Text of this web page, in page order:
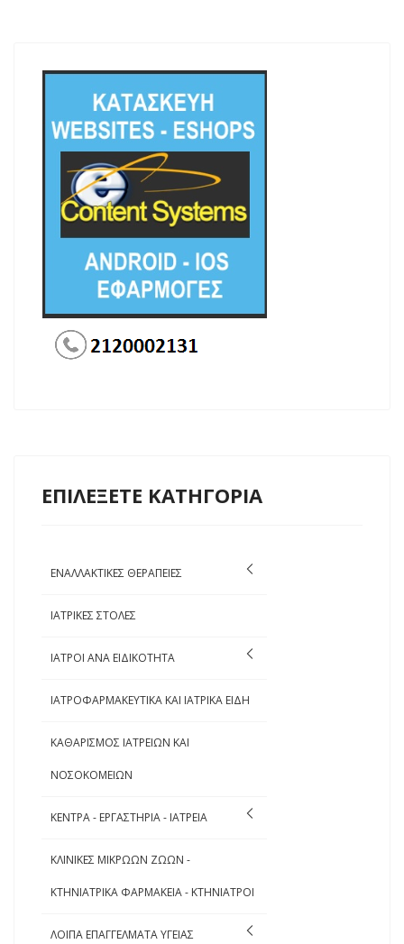
ΕΠΙΛΕΞΕΤΕ ΚΑΤΗΓΟΡΙΑ
ΕΝΑΛΛΑΚΤΙΚΕΣ ΘΕΡΑΠΕΙΕΣ
ΙΑΤΡΙΚΕΣ ΣΤΟΛΕΣ
ΙΑΤΡΟΙ ΑΝΑ ΕΙΔΙΚΟΤΗΤΑ
ΙΑΤΡΟΦΑΡΜΑΚΕΥΤΙΚΑ ΚΑΙ ΙΑΤΡΙΚΑ ΕΙΔΗ
ΚΑΘΑΡΙΣΜΟΣ ΙΑΤΡΕΙΩΝ ΚΑΙ
ΝΟΣΟΚΟΜΕΙΩΝ
ΚΕΝΤΡΑ - ΕΡΓΑΣΤΗΡΙΑ - ΙΑΤΡΕΙΑ
ΚΛΙΝΙΚΕΣ ΜΙΚΡΩΩΝ ΖΩΩΝ -
ΚΤΗΝΙΑΤΡΙΚΑ ΦΑΡΜΑΚΕΙΑ - ΚΤΗΝΙΑΤΡΟΙ
ΛΟΙΠΑ ΕΠΑΓΓΕΛΜΑΤΑ ΥΓΕΙΑΣ